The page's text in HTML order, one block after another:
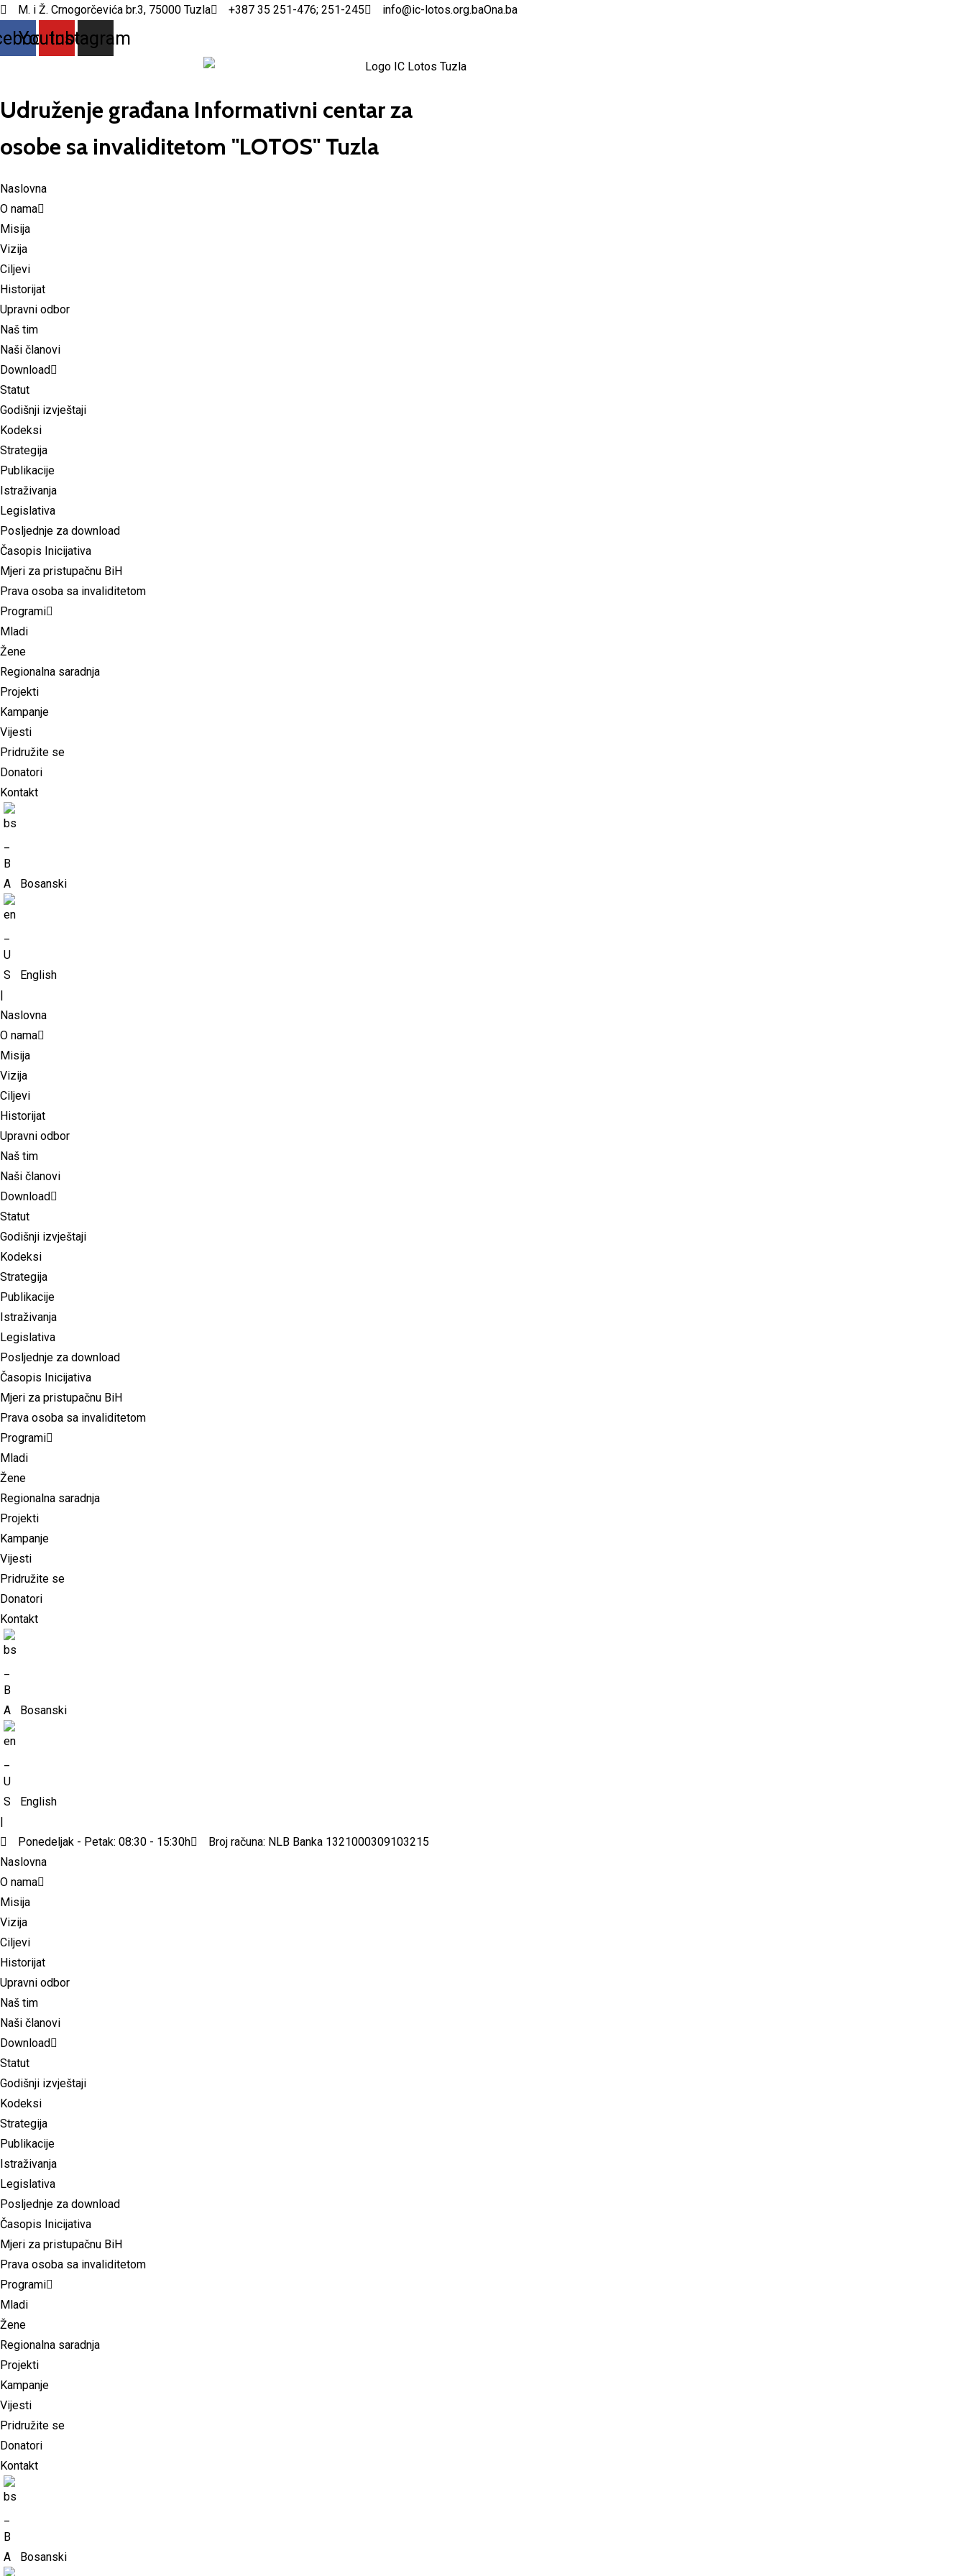
M. i Ž. Crnogorčevića br.3, 75000 Tuzla +387 35 251-476; 251-245 info@ic-lotos.org.baOna.ba
YoutubeInstagram
Udruženje građana Informativni centar za
osobe sa invaliditetom "LOTOS" Tuzla
Naslovna
O nama
Misija
Vizija
Ciljevi
Historijat
Upravni odbor
Naš tim
Naši članovi
Download
Statut
Godišnji izvještaji
Kodeksi
Strategija
Publikacije
Istraživanja
Legislativa
Posljednje za download
Časopis Inicijativa
Mjeri za pristupačnu BiH
Prava osoba sa invaliditetom
Programi
Mladi
Žene
Regionalna saradnja
Projekti
Kampanje
Vijesti
Pridružite se
Donatori
Kontakt
Bosanski
English
|
Naslovna
O nama
Misija
Vizija
Ciljevi
Historijat
Upravni odbor
Naš tim
Naši članovi
Download
Statut
Godišnji izvještaji
Kodeksi
Strategija
Publikacije
Istraživanja
Legislativa
Posljednje za download
Časopis Inicijativa
Mjeri za pristupačnu BiH
Prava osoba sa invaliditetom
Programi
Mladi
Žene
Regionalna saradnja
Projekti
Kampanje
Vijesti
Pridružite se
Donatori
Kontakt
Bosanski
English
|
Ponedeljak - Petak: 08:30 - 15:30h
Broj računa: NLB Banka 1321000309103215
Naslovna
O nama
Misija
Vizija
Ciljevi
Historijat
Upravni odbor
Naš tim
Naši članovi
Download
Statut
Godišnji izvještaji
Kodeksi
Strategija
Publikacije
Istraživanja
Legislativa
Posljednje za download
Časopis Inicijativa
Mjeri za pristupačnu BiH
Prava osoba sa invaliditetom
Programi
Mladi
Žene
Regionalna saradnja
Projekti
Kampanje
Vijesti
Pridružite se
Donatori
Kontakt
Bosanski